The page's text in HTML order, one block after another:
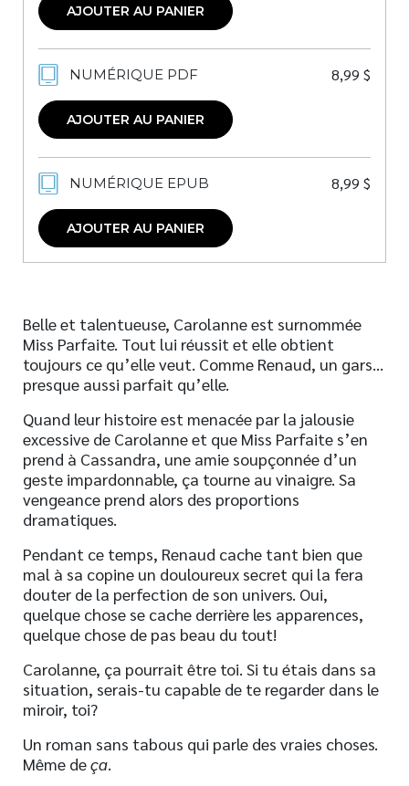
AJOUTER AU PANIER
NUMÉRIQUE PDF 8,99 $
AJOUTER AU PANIER
NUMÉRIQUE EPUB 8,99 $
AJOUTER AU PANIER
Belle et talentueuse, Carolanne est surnommée
Miss Parfaite. Tout lui réussit et elle obtient
toujours ce qu’elle veut. Comme Renaud, un gars…
presque aussi parfait qu’elle.
Quand leur histoire est menacée par la jalousie
excessive de Carolanne et que Miss Parfaite s’en
prend à Cassandra, une amie soupçonnée d’un
geste impardonnable, ça tourne au vinaigre. Sa
vengeance prend alors des proportions
dramatiques.
Pendant ce temps, Renaud cache tant bien que
mal à sa copine un douloureux secret qui la fera
douter de la perfection de son univers. Oui,
quelque chose se cache derrière les apparences,
quelque chose de pas beau du tout!
Carolanne, ça pourrait être toi. Si tu étais dans sa
situation, serais-tu capable de te regarder dans le
miroir, toi?
Un roman sans tabous qui parle des vraies choses.
Même deça.